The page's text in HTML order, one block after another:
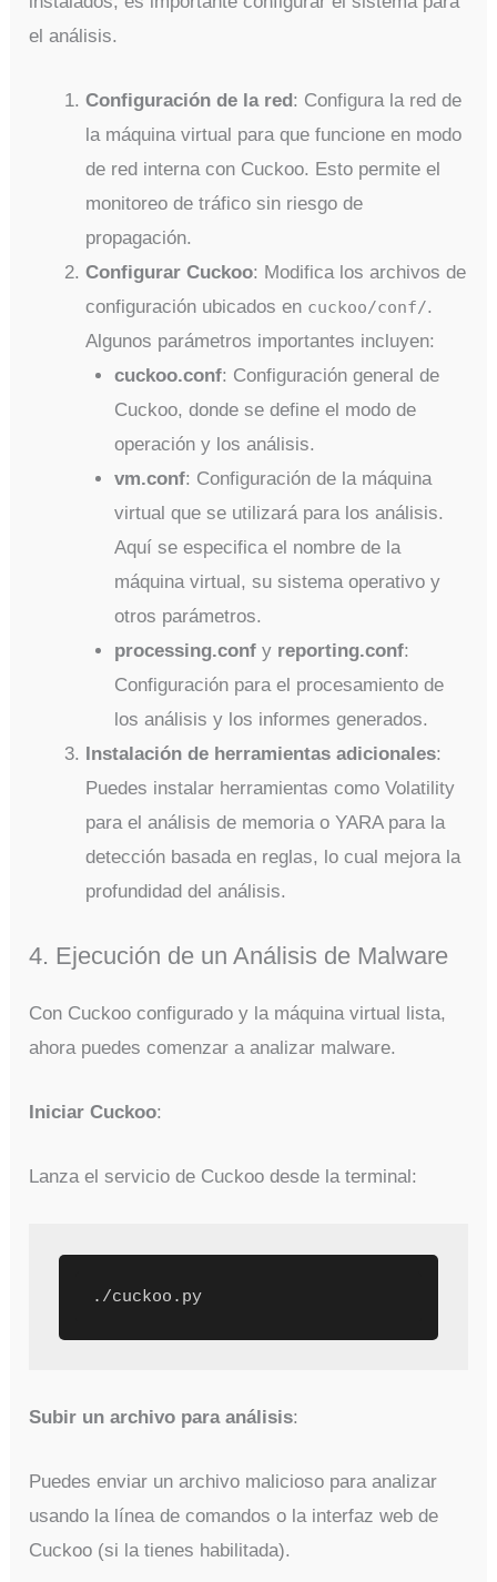
el análisis.
Configuración de la red : Configura la red de
la máquina virtual para que funcione en modo
de red interna con Cuckoo. Esto permite el
monitoreo de tráfico sin riesgo de
propagación.
Configurar Cuckoo: Modifica los archivos de
configuración ubicados en cuckoo/conf/.
Algunos parámetros importantes incluyen:
cuckoo.conf: Configuración general de
Cuckoo, donde se define el modo de
operación y los análisis.
vm.conf: Configuración de la máquina
virtual que se utilizará para los análisis.
Aquí se especifica el nombre de la
máquina virtual, su sistema operativo y
otros parámetros.
processing.confy reporting.conf:
Configuración para el procesamiento de
los análisis y los informes generados.
Instalación de herramientas adicionales:
Puedes instalar herramientas como Volatility
para el análisis de memoria o YARA para la
detección basada en reglas, lo cual mejora la
profundidad del análisis.
4. Ejecución de un Análisis de Malware
Con Cuckoo configurado y la máquina virtual lista,
ahora puedes comenzar a analizar malware.
Iniciar Cuckoo:
Lanza el servicio de Cuckoo desde la terminal:
./cuckoo.py
Subir un archivo para análisis:
Puedes enviar un archivo malicioso para analizar
usando la línea de comandos o la interfaz web de
Cuckoo (si la tienes habilitada).